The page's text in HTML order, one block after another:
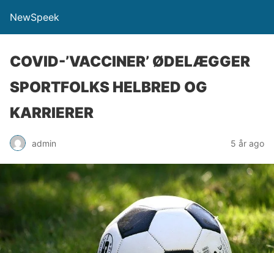
NewSpeek
COVID-’VACCINER’ ØDELÆGGER
SPORTFOLKS HELBRED OG
KARRIERER
admin 5 år ago